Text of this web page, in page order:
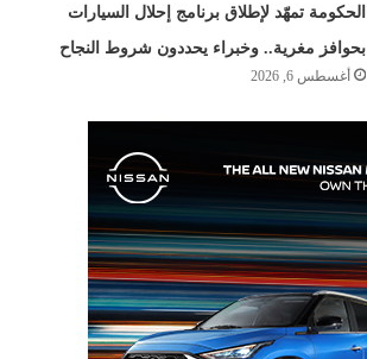
الحكومة تمهّد لإطلاق برنامج إحلال السيارات
بحوافز مغرية.. وخبراء يحددون شروط النجاح
أغسطس 6, 2026